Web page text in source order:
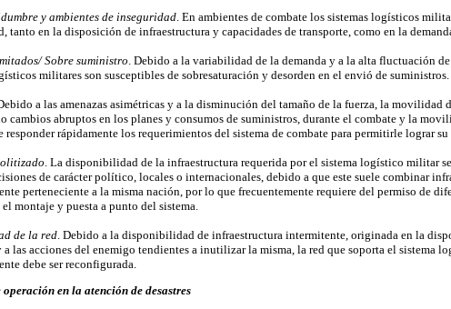
y ambientes de inseguridad . En ambientes de combate los sistemas logísticos
tanto en la disposición de infraestructura y capacidades de transporte, como en la
Sobre suministro . Debido a la variabilidad de la demanda y a la alta fluctuación
militares son susceptibles de sobresaturación y desorden en el envió de suministros.
Debido a las amenazas asimétricas y a la disminución del tamaño de la fuerza, la movilidad
cambios abruptos en los planes y consumos de suministros, durante el combate y la
responder rápidamente los requerimientos del sistema de combate para permitirle lograr su
. La disponibilidad de la infraestructura requerida por el sistema logístico militar
de carácter político, locales o internacionales, debido a que este suele combinar
perteneciente a la misma nación, por lo que frecuentemente requiere del permiso de
el montaje y puesta a punto del sistema.
de la red . Debido a la disponibilidad de infraestructura intermitente, originada en la
a las acciones del enemigo tendientes a inutilizar la misma, la red que soporta el sistema
debe ser reconfigurada.
en la atención de desastres